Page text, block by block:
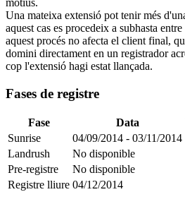
motius.
Una mateixa extensió pot tenir més
aquest cas es procedeix a subhasta
aquest procés no afecta el client final,
domini directament en un registrador
cop l'extensió hagi estat llançada.
Fases de registre
Fase Data
Sunrise
04/09/2014 - 03/11/2014
Landrush
No disponible
Pre-registre
No disponible
Registre lliure 04/12/2014